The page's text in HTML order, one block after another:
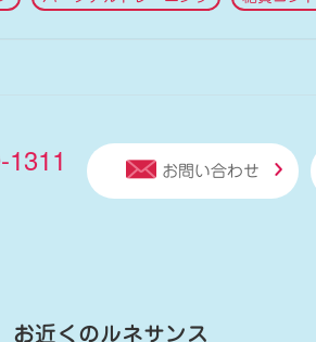
お問い合わせ
お近くのルネサンス